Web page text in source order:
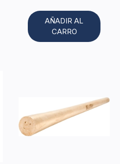
AÑADIR AL
CARRO